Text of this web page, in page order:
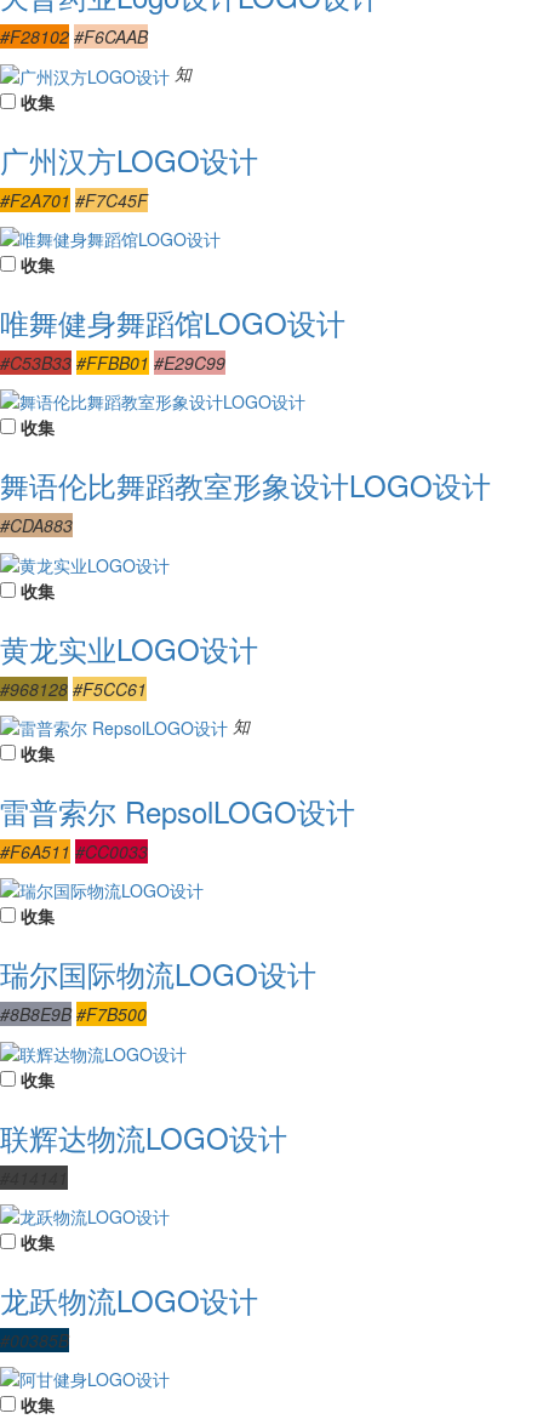
#F28102 #F6CAAB
知
收集
广州汉方LOGO设计
#F2A701 #F7C45F
收集
唯舞健身舞蹈馆LOGO设计
#C53B33 #FFBB01 #E29C99
收集
舞语伦比舞蹈教室形象设计LOGO设计
#CDA883
收集
黄龙实业LOGO设计
#968128 #F5CC61
知
收集
雷普索尔 RepsolLOGO设计
#F6A511 #CC0033
收集
瑞尔国际物流LOGO设计
#8B8E9B #F7B500
收集
联辉达物流LOGO设计
收集
龙跃物流LOGO设计
#00385B
收集